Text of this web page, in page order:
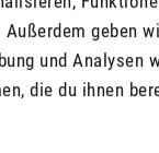
geben
und Analysen
die du ihnen
Luftwäscher
und andere